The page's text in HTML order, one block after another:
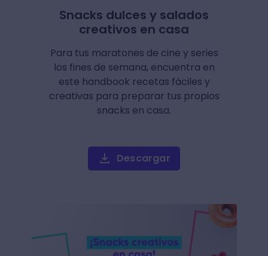
Snacks dulces y salados
creativos en casa
Para tus maratones de cine y series
los fines de semana, encuentra en
este handbook recetas fáciles y
creativas para preparar tus propios
snacks en casa.
Descargar